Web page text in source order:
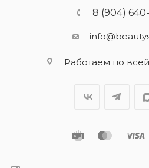
8 (904)
Работаем по